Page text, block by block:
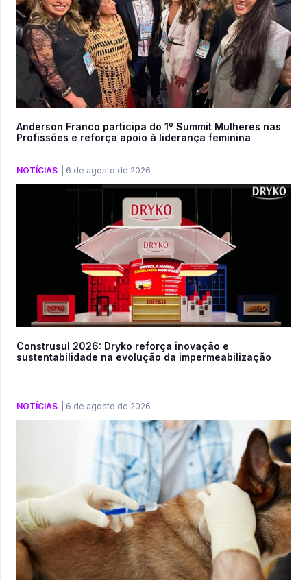
Anderson Franco participa do 1º Summit Mulheres nas
Profissões e reforça apoio à liderança feminina
NOTÍCIAS 6 de agosto de 2026
Construsul 2026: Dryko reforça inovação e
sustentabilidade na evolução da impermeabilização
NOTÍCIAS 6 de agosto de 2026